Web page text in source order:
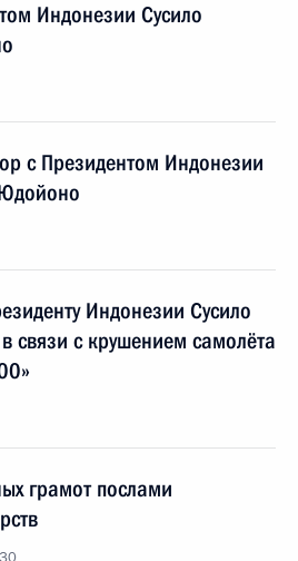
Индонезии Сусило
с Президентом Индонезии
Индонезии Сусило
связи с крушением самолёта
грамот послами